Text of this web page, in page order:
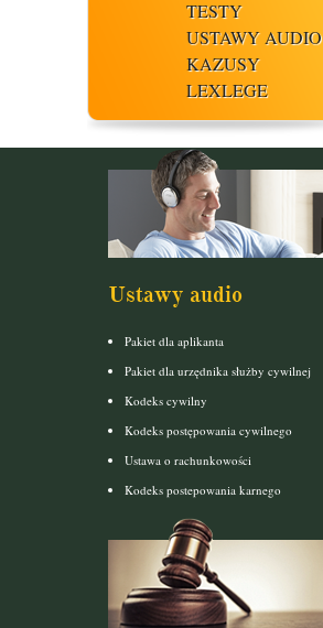
TESTY
USTAWY AUDIO
KAZUSY
LEXLEGE
Ustawy audio
Pakiet dla aplikanta
Pakiet dla urzędnika służby cywilnej
Kodeks cywilny
Kodeks postępowania cywilnego
Ustawa o rachunkowości
Kodeks postepowania karnego